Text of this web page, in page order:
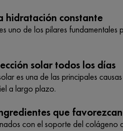
hidratación constante
uno de los pilares
solar todos los días
es una de las principales
a largo plazo.
que
con el soporte del colágeno